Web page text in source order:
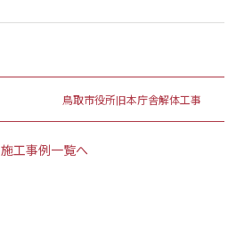
鳥取市役所旧本庁舎解体工事
施工事例一覧へ